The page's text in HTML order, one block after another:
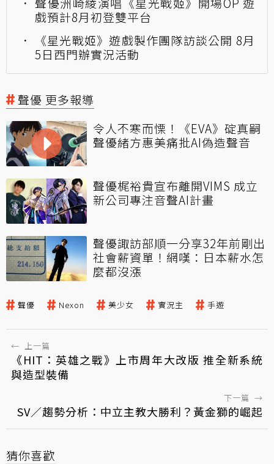
戲預計8月初登雙平台
《星光戰姬》遊戲製作團隊訪談公開 8月
5日西門辦實況活動
聲優 更多報導
令人不寒而慄！《EVA》碇真嗣
聲優緒方惠美痛批AI偽造聲音
聲優梶裕貴宣布離開VIMS 成立
新公司專注音聲AI計畫
聲優諏訪部順一分享32年前剛出
社會薪資單！網嘆：日本薪水怎
麼都沒漲
聲優 Nexon 美少女 實況主 手遊
← 上一篇
《HIT：英雄之戰》上市周年大改版 推全新系統
與造型裝備
下一篇 →
SV／趨勢分析：中立主教大勝利？黃金獅的崛起
猜你喜歡